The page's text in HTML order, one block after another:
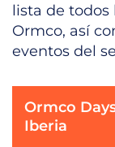
lista de todos
Ormco, así
eventos del
Ormco
Iberia